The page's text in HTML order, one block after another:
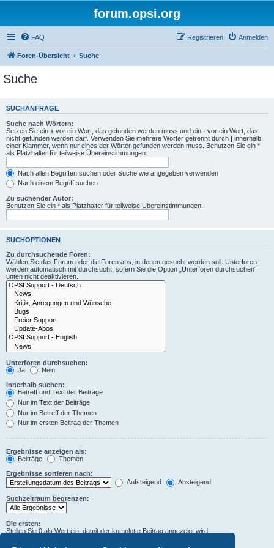
forum.opsi.org
FAQ Anmelden
Registrieren
Foren-Übersicht Suche
Suche
SUCHANFRAGE
Suche nach Wörtern:
Setzen Sie ein + vor ein Wort, das gefunden werden muss und ein - vor ein Wort, das
nicht gefunden werden darf. Verwenden Sie mehrere Wörter getrennt durch | innerhalb
einer Klammer, wenn nur eines der Wörter gefunden werden muss. Benutzen Sie ein *
als Platzhalter für teilweise Übereinstimmungen.
Nach allen Begriffen suchen oder Suche wie angegeben verwenden
Nach einem Begriff suchen
Zu suchender Autor:
Benutzen Sie ein * als Platzhalter für teilweise Übereinstimmungen.
SUCHOPTIONEN
Zu durchsuchende Foren:
Wählen Sie das Forum oder die Foren aus, in denen gesucht werden soll. Unterforen
werden automatisch mit durchsucht, sofern Sie die Option „Unterforen durchsuchen“
unten nicht deaktivieren.
Unterforen durchsuchen:
Ja
Nein
Innerhalb suchen:
Betreff und Text der Beiträge
Nur im Text der Beiträge
Nur im Betreff der Themen
Nur im ersten Beitrag der Themen
Ergebnisse anzeigen als:
Beiträge
Themen
Ergebnisse sortieren nach:
Aufsteigend
Absteigend
Suchzeitraum begrenzen:
Die ersten:
Stellen Sie 0 als Wert ein, damit der komplette Beitrag angezeigt wird.